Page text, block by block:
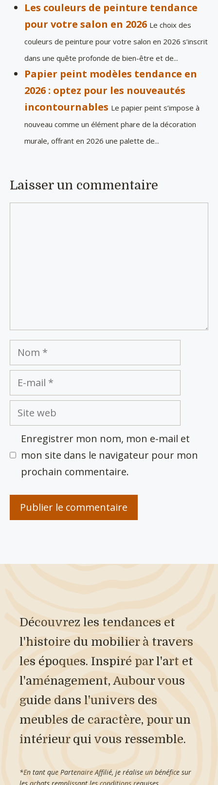
Les couleurs de peinture tendance
pour votre salon en 2026 Le choix des
couleurs de peinture pour votre salon en 2026 s’inscrit
dans une quête profonde de bien-être et de...
Papier peint modèles tendance en
2026 : optez pour les nouveautés
incontournables Le papier peint s’impose à
nouveau comme un élément phare de la décoration
murale, offrant en 2026 une palette de...
Laisser un commentaire
Nom
mail
Site
web
Enregistrer mon nom, mon e-mail et
mon site dans le navigateur pour mon
prochain commentaire.
Découvrez les tendances et
l'histoire du mobilier à travers
les époques. Inspiré par l'art et
l'aménagement, Aubour vous
guide dans l'univers des
meubles de caractère, pour un
intérieur qui vous ressemble.